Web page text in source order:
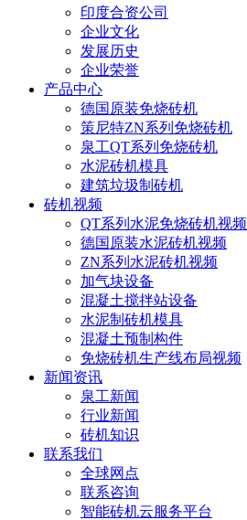
印度合资公司
企业文化
发展历史
企业荣誉
产品中心
德国原装免烧砖机
策尼特ZN系列免烧砖机
泉工QT系列免烧砖机
水泥砖机模具
建筑垃圾制砖机
砖机视频
QT系列水泥免烧砖机视频
德国原装水泥砖机视频
ZN系列水泥砖机视频
加气块设备
混凝土搅拌站设备
水泥制砖机模具
混凝土预制构件
免烧砖机生产线布局视频
新闻资讯
泉工新闻
行业新闻
砖机知识
联系我们
全球网点
联系咨询
智能砖机云服务平台